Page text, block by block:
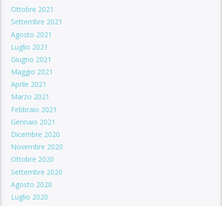
Ottobre 2021
Settembre 2021
Agosto 2021
Luglio 2021
Giugno 2021
Maggio 2021
Aprile 2021
Marzo 2021
Febbraio 2021
Gennaio 2021
Dicembre 2020
Novembre 2020
Ottobre 2020
Settembre 2020
Agosto 2020
Luglio 2020